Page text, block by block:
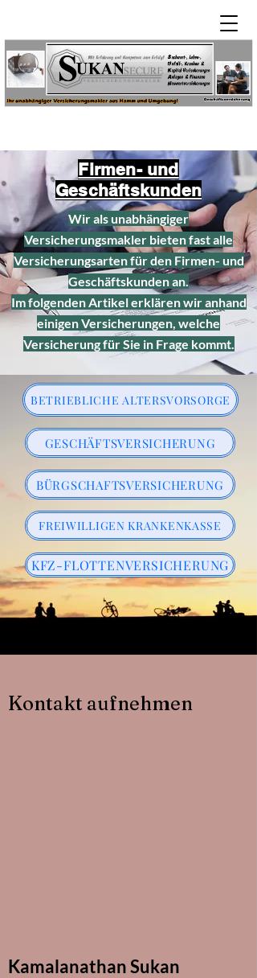
Firmen- und
Geschäftskunden
Wir als unabhängiger
Versicherungsmakler bieten fast alle
Versicherungsarten für den Firmen- und
Geschäftskunden an.
Im folgenden Artikel erklären wir anhand
einigen Versicherungen, welche
Versicherung für Sie in Frage kommt.
BETRIEBLICHE ALTERSVORSORGE
GESCHÄFTSVERSICHERUNG
BÜRGSCHAFTSVERSICHERUNG
FREIWILLIGEN KRANKENKASSE
KFZ-FLOTTENVERSICHERUNG
Kontakt aufnehmen
Kamalanathan Sukan